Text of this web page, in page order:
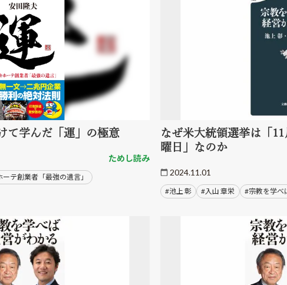
て学んだ「運」の極意
ためし読み
テ創業者「最強の遺言」
なぜ米大統領選挙は「
曜日」なのか
2024.11.01
#池上 彰 #入山 章栄 #宗教を学べ